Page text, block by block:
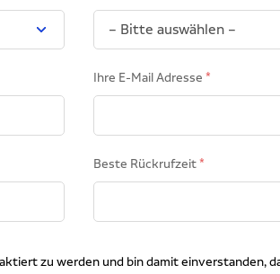
Ihre E-Mail Adresse
Beste Rückrufzeit
zu werden und bin damit einverstanden,